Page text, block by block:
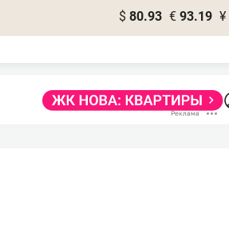
$ 80.93 € 93.19 ¥